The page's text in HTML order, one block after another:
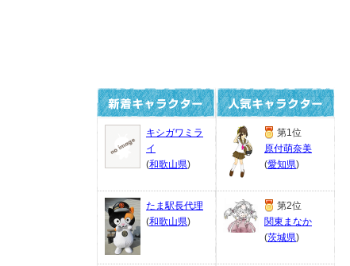
キシガワミラ
イ
(和歌山県)
たま駅長代理
(和歌山県)
第1位
原付萌奈美
(愛知県)
第2位
関東まなか
(茨城県)